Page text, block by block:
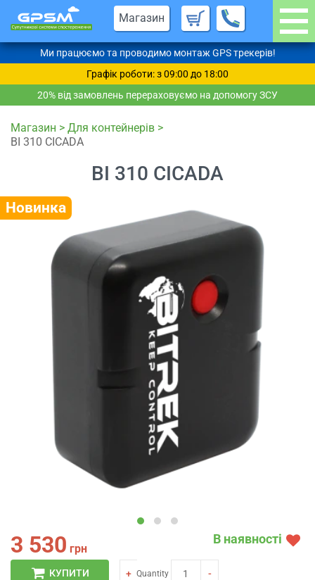
Магазин
Ми працюємо та проводимо монтаж GPS трекерів!
Графік роботи: з 09:00 до 18:00
20% від замовлень перераховуємо на допомогу ЗСУ
Магазин > Для контейнерів >
BI 310 CICADA
BI 310 CICADA
Новинка
3 530 грн
В наявності
КУПИТИ + Quantity -